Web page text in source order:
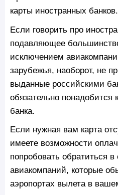
карты иностранных банков.
Если говорить про
подавляющее
исключением
зарубежья, наоборот, не
выданные российскими
обязательно понадобится
банка.
Если нужная вам карта
имеете возможности
попробовать обратиться
авиакомпаний, которые
аэропортах вылета в